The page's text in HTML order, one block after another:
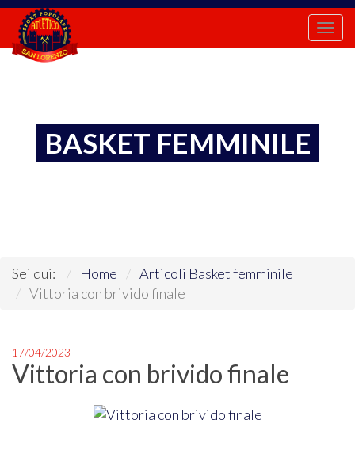
BASKET FEMMINILE
Sei qui: Home
Articoli Basket femminile
Vittoria con brivido finale
17/04/2023
Vittoria con brivido finale